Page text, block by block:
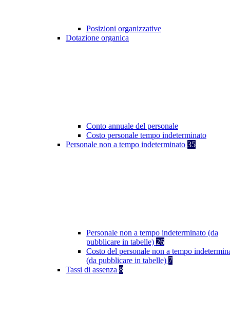
Posizioni organizzative
Dotazione organica
Conto annuale del personale
Costo personale tempo indeterminato
Personale non a tempo indeterminato 35
Personale non a tempo indeterminato (da
pubblicare in tabelle) 26
Costo del personale non a tempo
(da pubblicare in tabelle) 7
Tassi di assenza 8